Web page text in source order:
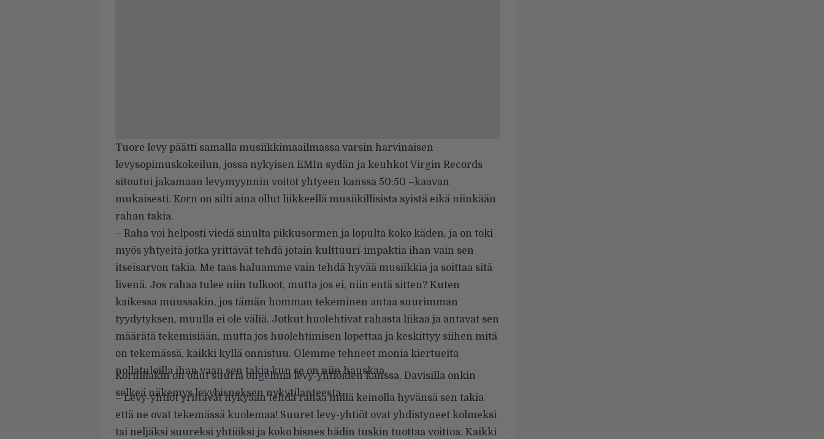
Tuore levy päätti samalla musiikkimaailmassa varsin harvinaisen
levysopimuskokeilun, jossa nykyisen EMIn sydän ja keuhkot Virgin Records
sitoutui jakamaan levymyynnin voitot yhtyeen kanssa 50:50 –kaavan
mukaisesti. Korn on silti aina ollut liikkeellä musiikillisista syistä eikä niinkään
rahan takia.
– Raha voi helposti viedä sinulta pikkusormen ja lopulta koko käden, ja on toki
myös yhtyeitä jotka yrittävät tehdä jotain kulttuuri-impaktia ihan vain sen
itseisarvon takia. Me taas haluamme vain tehdä hyvää musiikkia ja soittaa sitä
livenä. Jos rahaa tulee niin tulkoot, mutta jos ei, niin entä sitten? Kuten
kaikessa muussakin, jos tämän homman tekeminen antaa suurimman
tyydytyksen, muulla ei ole väliä. Jotkut huolehtivat rahasta liikaa ja antavat sen
määrätä tekemisiään, mutta jos huolehtimisen lopettaa ja keskittyy siihen mitä
on tekemässä, kaikki kyllä onnistuu. Olemme tehneet monia kiertueita
nollatuloilla ihan vaan sen takia kun se on niin hauskaa.
Kornillakin on ollut suuria ongelmia levy-yhtiöiden kanssa. Davisilla onkin
selkeä näkemys levybisneksen nykytilanteesta.
– Levy-yhtiöt yrittävät nykyään tehdä rahaa millä keinolla hyvänsä sen takia
että ne ovat tekemässä kuolemaa! Suuret levy-yhtiöt ovat yhdistyneet kolmeksi
tai neljäksi suureksi yhtiöksi ja koko bisnes hädin tuskin tuottaa voittoa. Kaikki